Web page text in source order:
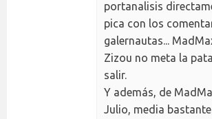
portanalisis
pica con los
galernautas...
Zizou no meta la
salir.
Y además, de
Julio, media